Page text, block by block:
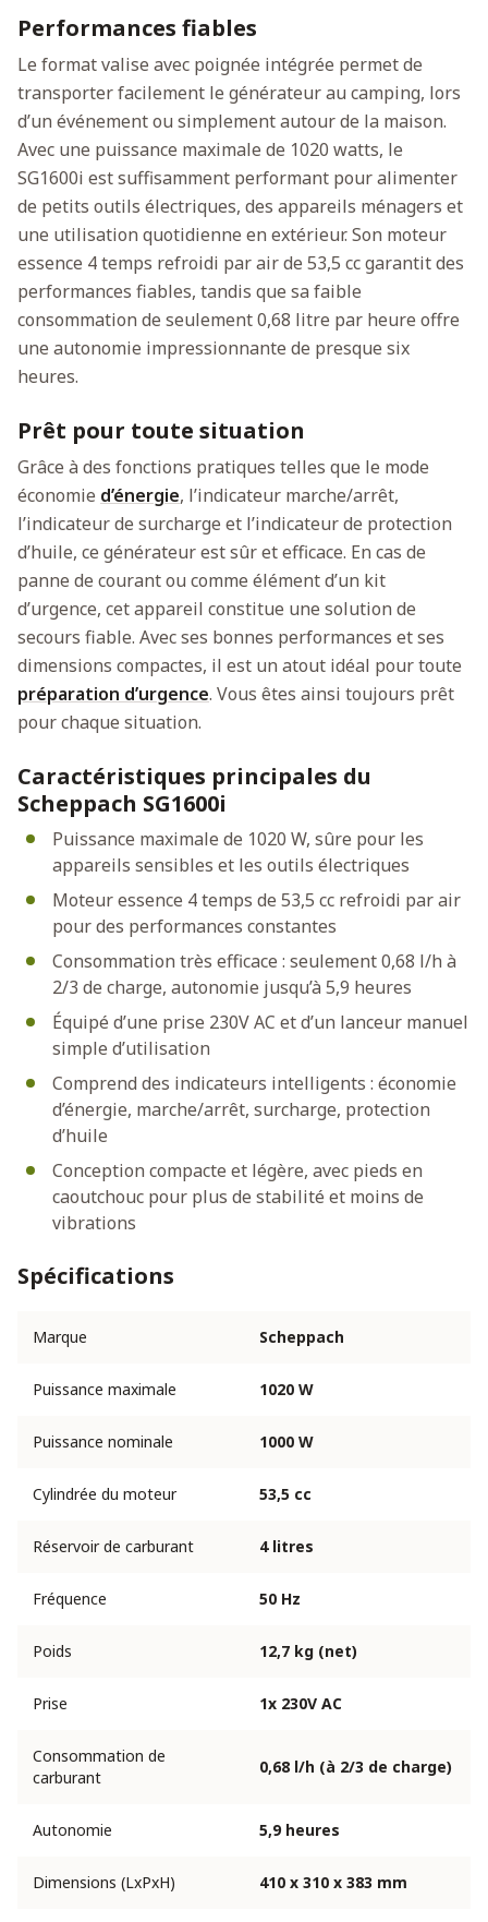
Consentement Détails À propos des cookies
Ce site web utilise des cookies.
Les cookies nous permettent de personnaliser le contenu
et les annonces, d'offrir des fonctionnalités relatives aux
médias sociaux et d'analyser notre trafic. Nous
notre site avec nos partenaires de médias sociaux, de
avec d'autres informations que vous leur avez fournies
ou qu'ils ont collectées lors de votre utilisation de leurs
services.
Tout autoriser
Personnaliser
Performances fiables
Le format valise avec poignée intégrée permet de
transporter facilement le générateur au camping, lors
d’un événement ou simplement autour de la maison.
Avec une puissance maximale de 1020 watts, le
SG1600i est suffisamment performant pour alimenter
de petits outils électriques, des appareils ménagers et
une utilisation quotidienne en extérieur. Son moteur
essence 4 temps refroidi par air de 53,5 cc garantit des
performances fiables, tandis que sa faible
consommation de seulement 0,68 litre par heure offre
une autonomie impressionnante de presque six
heures.
Prêt pour toute situation
Grâce à des fonctions pratiques telles que le mode
économie d’énergie, l’indicateur marche/arrêt,
l’indicateur de surcharge et l’indicateur de protection
d’huile, ce générateur est sûr et efficace. En cas de
panne de courant ou comme élément d’un kit
d’urgence, cet appareil constitue une solution de
secours fiable. Avec ses bonnes performances et ses
dimensions compactes, il est un atout idéal pour toute
préparation d’urgence. Vous êtes ainsi toujours prêt
pour chaque situation.
Caractéristiques principales du
Scheppach SG1600i
Puissance maximale de 1020 W, sûre pour les
appareils sensibles et les outils électriques
Moteur essence 4 temps de 53,5 cc refroidi par air
pour des performances constantes
Consommation très efficace : seulement 0,68 l/h à
2/3 de charge, autonomie jusqu’à 5,9 heures
Équipé d’une prise 230V AC et d’un lanceur manuel
simple d’utilisation
Comprend des indicateurs intelligents : économie
d’énergie, marche/arrêt, surcharge, protection
d’huile
Conception compacte et légère, avec pieds en
caoutchouc pour plus de stabilité et moins de
vibrations
Spécifications
Marque Scheppach
Puissance maximale 1020 W
Puissance nominale 1000 W
Cylindrée du moteur 53,5 cc
Réservoir de carburant 4 litres
Fréquence 50 Hz
Poids 12,7 kg (net)
Prise 1x 230V AC
Consommation de
carburant
0,68 l/h (à 2/3 de charge)
Autonomie 5,9 heures
Dimensions (LxPxH) 410 x 310 x 383 mm